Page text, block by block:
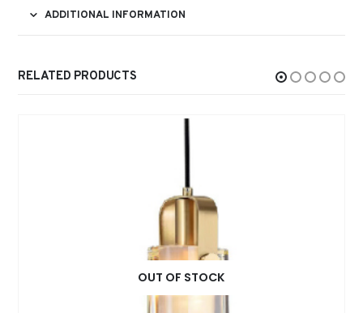
ADDITIONAL INFORMATION
RELATED PRODUCTS
OUT OF STOCK